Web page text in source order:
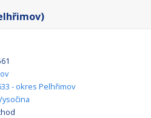
- okres Pelhřimov